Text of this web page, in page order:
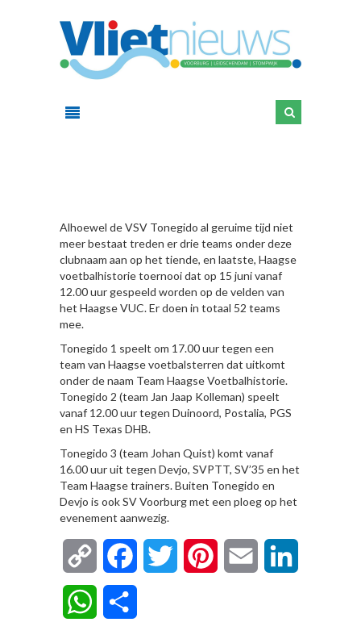
Alhoewel de VSV Tonegido al geruime tijd niet
meer bestaat treden er drie teams onder deze
clubnaam aan op het tiende, en laatste, Haagse
voetbalhistorie toernooi dat op 15 juni vanaf
12.00 uur gespeeld worden op de velden van
het Haagse VUC. Er doen in totaal 52 teams
mee.
Tonegido 1 speelt om 17.00 uur tegen een
team van Haagse voetbalsterren dat uitkomt
onder de naam Team Haagse Voetbalhistorie.
Tonegido 2 (team Jan Jaap Kolleman) speelt
vanaf 12.00 uur tegen Duinoord, Postalia, PGS
en HS Texas DHB.
Tonegido 3 (team Johan Quist) komt vanaf
16.00 uur uit tegen Devjo, SVPTT, SV’35 en het
Team Haagse trainers. Buiten Tonegido en
Devjo is ook SV Voorburg met een ploeg op het
evenement aanwezig.
Copy
Link
FacebookTwitter Pinterest Email
WhatsApp